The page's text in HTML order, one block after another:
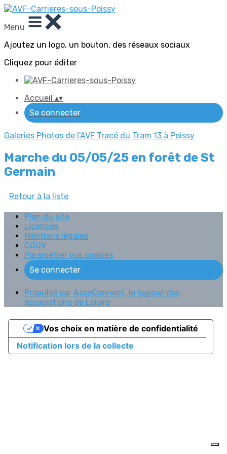
Menu
Ajoutez un logo, un bouton, des réseaux sociaux
Cliquez pour éditer
Accueil ▴▾
Se connecter
Galeries Photos de l'AVF Tracé du Tram 13 à Poissy
Marche du 05/05/25 en forêt de St
Germain
Retour à la liste
Plan du site
Licences
Mentions légales
CGUV
Paramétrer vos cookies
Se connecter
Propulsé par AssoConnect, le logiciel des
associations de Loisirs
Notification lors de la collecte
Vos choix en matière de confidentialité